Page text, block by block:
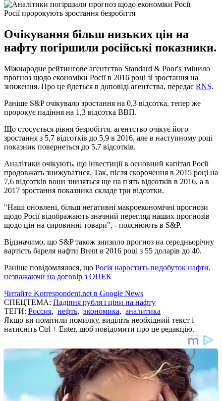
Росії пророкують зростання безробіття
Очікування більш низьких цін на
нафту погіршили російські показники.
Міжнародне рейтингове агентство Standard & Poor's змінило
прогноз щодо економіки Росії в 2016 році зі зростання на
зниження. Про це йдеться в доповіді агентства, передає RNS.
Раніше S&P очікувало зростання на 0,3 відсотка, тепер же
пророкує падіння на 1,3 відсотка ВВП.
Що стосується рівня безробіття, агентство очікує його
зростання з 5,7 відсотків до 5,9 в 2016, але в наступному році
показник повернеться до 5,7 відсотків.
Аналітики очікують, що інвестиції в основний капітал Росії
продовжать знижуватися. Так, після скорочення в 2015 році на
7,6 відсотків вони знизяться ще на п'ять відсотків в 2016, а в
2017 зростання показника складе три відсотки.
"Наші оновлені, більш негативні макроекономічні прогнози
щодо Росії відображають значний перегляд наших прогнозів
щодо цін на сировинні товари", - пояснюють в S&P.
Відзначимо, що S&P також знизило прогноз на середньорічну
вартість бареля нафти Brent в 2016 році з 55 доларів до 40.
Раніше повідомлялося, що Росія наростить видобуток нафти,
незважаючи на договір з ОПЕК
Читайте Korrespondent.net в Google News
СПЕЦТЕМА: Падіння рубля і ціни на нафту
ТЕГИ: Россия, нефть, экономика, аналитика
Якщо ви помітили помилку, виділіть необхідний текст і
натисніть Ctrl + Enter, щоб повідомити про це редакцію.